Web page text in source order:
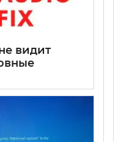
видит